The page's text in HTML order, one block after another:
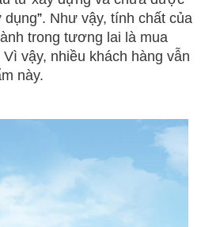
dụng”. Như vậy, tính chất của
trong tương lai là mua
vậy, nhiều khách hàng vẫn
này.